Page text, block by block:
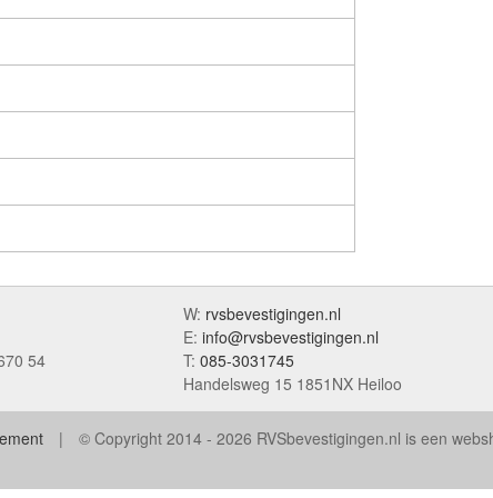
54
W: rvsbevestigingen.nl
E: info@rvsbevestigingen.nl
T: 085-3031745
Handelsweg 15 1851NX Heiloo
© Copyright 2014 - 2026 RVSbevestigingen.nl is een